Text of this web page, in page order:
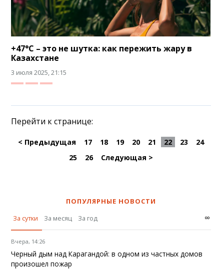
+47°C – это не шутка: как пережить жару в
Казахстане
3 июля 2025, 21:15
Перейти к странице:
< Предыдущая 17 18 19 20 21 22 23
24
25
26 Следующая >
ПОПУЛЯРНЫЕ НОВОСТИ
За сутки
За месяц За год ∞
Вчера, 14:26
Черный дым над Карагандой: в одном из частных домов
произошел пожар